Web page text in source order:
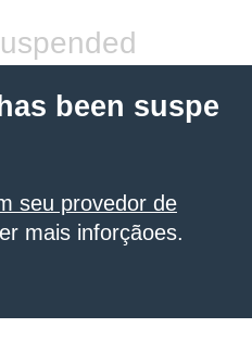
been suspe
seu provedor de
mais inforçãoes.